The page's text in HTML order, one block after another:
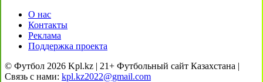
О нас
Контакты
Реклама
Поддержка проекта
© Футбол 2026 Kpl.kz | 21+ Футбольный сайт Казахстана |
Связь с нами: kpl.kz2022@gmail.com